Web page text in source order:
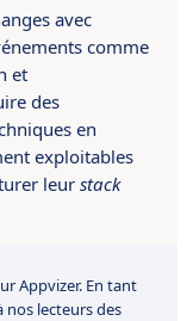
avec
comme
et
des
en
exploitables
leur stack
Appvizer. En tant
lecteurs des